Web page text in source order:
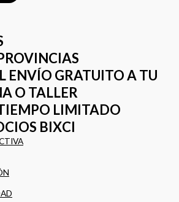
ENVÍO GRATUITO A TU
O TALLER
LIMITADO
BIXCI